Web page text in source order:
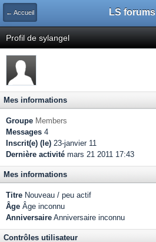
← Accueil LS forums
Profil de sylangel
Mes informations
Groupe Members
Messages 4
Inscrit(e) (le) 23-janvier 11
Dernière activité mars 21 2011 17:43
Mes informations
Titre Nouveau / peu actif
Âge Âge inconnu
Anniversaire Anniversaire inconnu
Contrôles utilisateur